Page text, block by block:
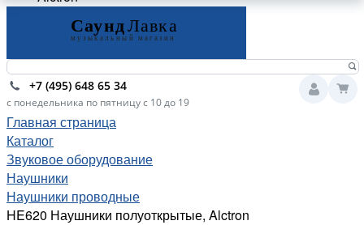
+7 (495) 648 65 34
с понедельника по пятницу с 10 до 19
Главная страница
Каталог
Звуковое оборудование
Наушники
Наушники проводные
HE620 Наушники полуоткрытые, Alctron